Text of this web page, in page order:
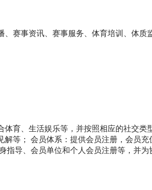
赛事资讯、赛事服务、体育培训、体质
育、生活娱乐等，并按照相应的社交类
等； 会员体系：提供会员注册，会员充
指导、会员单位和个人会员注册等，并为